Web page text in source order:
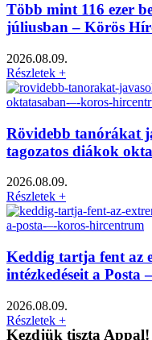
Több mint 116 ezer
júliusban – Körös
2026.08.09.
Részletek +
Rövidebb tanórákat
tagozatos diákok
2026.08.09.
Részletek +
Keddig tartja fent az
intézkedéseit a
2026.08.09.
Részletek +
Kezdjük tiszta Appal!